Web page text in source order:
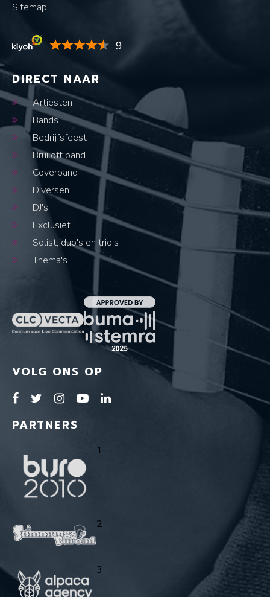
Sitemap
9
DIRECT NAAR
Artiesten
Bands
Bedrijfsfeest
Bruiloft band
Coverband
Diversen
DJ's
Exclusief
Solist, duo's en trio's
Thema's
VOLG ONS OP
PARTNERS
1
2
3